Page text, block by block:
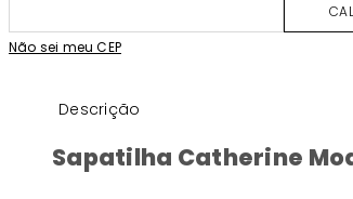
Não sei meu CEP
Descrição
Sapatilha Catherine